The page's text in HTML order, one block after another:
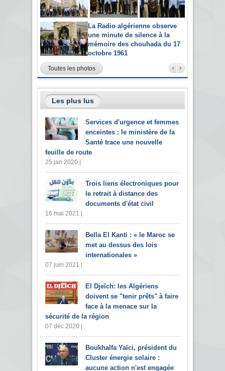
La Radio algérienne observe
une minute de silence à la
mémoire des chouhada du 17
octobre 1961
Toutes les photos
Les plus lus
Services d'urgence et femmes
enceintes : le ministère de la
Santé trace une nouvelle
feuille de route
25 jan 2020 |
Trois liens électroniques pour
le retrait à distance des
documents d'état civil
16 mai 2021 |
Bella El Kanti : « le Maroc se
met au dessus des lois
internationales »
07 juin 2021 |
El Djeïch: les Algériens
doivent se "tenir prêts" à faire
face à la menace sur la
sécurité de la région
07 déc 2020 |
Boukhalfa Yaïci, président du
Cluster énergie solaire :
aucune action n'est engagée